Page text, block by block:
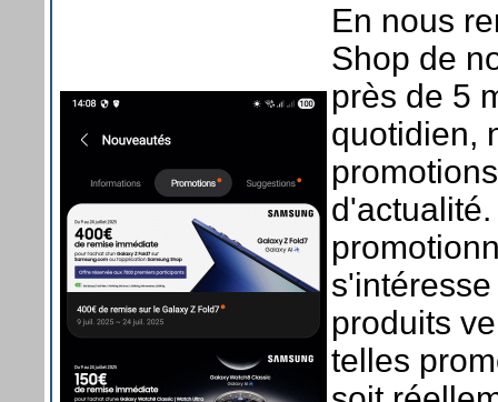
En nous
Shop de
près de 5
quotidien,
produits
telles